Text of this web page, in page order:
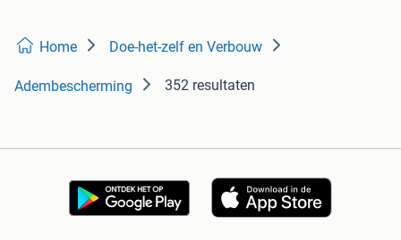
Home Doe-het-zelf en Verbouw
Adembescherming 352 resultaten